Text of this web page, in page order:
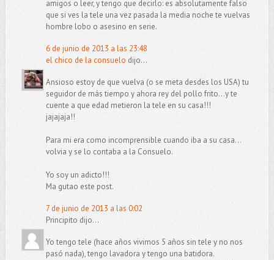
amigos o leer, y tengo que decirlo: es absolutamente falso
que si ves la tele una vez pasada la media noche te vuelvas
hombre lobo o asesino en serie.
6 de junio de 2013 a las 23:48
el chico de la consuelo dijo...
Ansioso estoy de que vuelva (o se meta desdes los USA) tu
seguidor de más tiempo y ahora rey del pollo frito...y te
cuente a que edad metieron la tele en su casa!!!
jajajaja!!
Para mi era como incomprensible cuando iba a su casa...
volvia y se lo contaba a la Consuelo.
Yo soy un adicto!!!
Ma gutao este post.
7 de junio de 2013 a las 0:02
Principito dijo...
Yo tengo tele (hace años vivimos 5 años sin tele y no nos
pasó nada), tengo lavadora y tengo una batidora.